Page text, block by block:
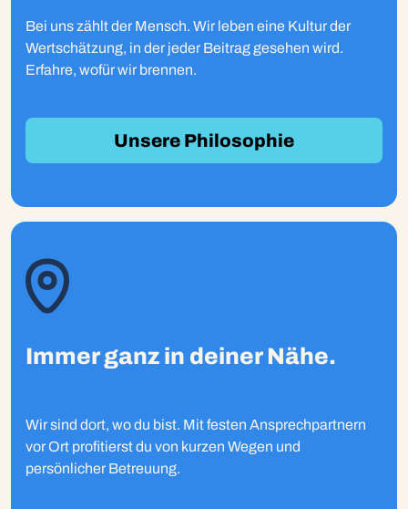
Bei uns zählt der Mensch. Wir leben eine Kultur der
Wertschätzung, in der jeder Beitrag gesehen wird.
Erfahre, wofür wir brennen.
Unsere Philosophie
Immer ganz in deiner Nähe.
Wir sind dort, wo du bist. Mit festen Ansprechpartnern
vor Ort profitierst du von kurzen Wegen und
persönlicher Betreuung.